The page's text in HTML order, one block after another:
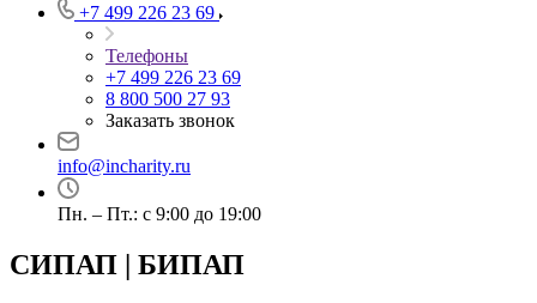
+7 499 226 23 69
Телефоны
+7 499 226 23 69
8 800 500 27 93
Заказать звонок
info@incharity.ru
Пн. – Пт.: с 9:00 до 19:00
СИПАП | БИПАП